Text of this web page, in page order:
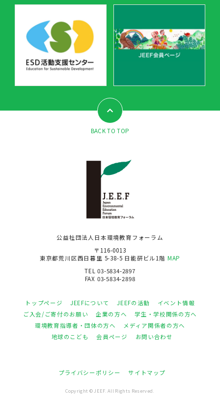
BACK TO TOP
公益社団法人日本環境教育フォーラム
〒116-0013
東京都荒川区西日暮里 5-38-5 日能研ビル1階 MAP
TEL 03-5834-2897
FAX 03-5834-2898
トップページ JEEFについて JEEFの活動
イベント情報
ご入会/ご寄付のお願い
企業の方へ
学生・学校関係の方へ
環境教育指導者・団体の方へ
メディア関係者の方へ
地球のこども
会員ページ お問い合わせ
プライバシーポリシー サイトマップ
Copyright © JEEF. All Rights Reserved.